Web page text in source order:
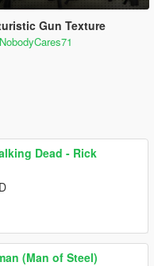
Gun Texture
NobodyCares71
Dead - Rick
(Man of Steel)